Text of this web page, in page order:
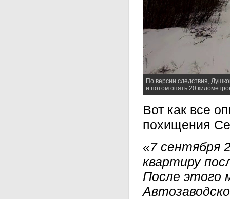
По версии следствия,
и потом опять 20
Вот как все
похищения
«7 сентября
квартиру
После этого